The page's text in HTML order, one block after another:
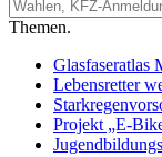
Themen.
Glasfaseratlas
Lebensretter
Projekt „E-